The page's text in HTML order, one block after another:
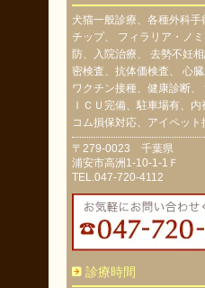
犬猫一般診療、各種外科手
チップ、 フィラリア・ノ
防、入院治療、 去勢不妊
密検査、抗体価検査、 心臓
ワクチン接種、健康診断、
ＩＣＵ完備、駐車場有、内
コム損保対応、アイペット
〒279-0023 千葉県
浦安市高洲1-10-1-1Ｆ
TEL.047-720-4112
診療時間